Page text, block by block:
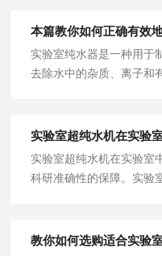
实验数据的准确性起到重
本篇教你如何正确有效
实验室纯水器是一种用于
去除水中的杂质、离子和
净可靠的水源。
实验室超纯水机在实验
实验室超纯水机在实验室
科研准确性的保障。实验
教你如何选购适合实验